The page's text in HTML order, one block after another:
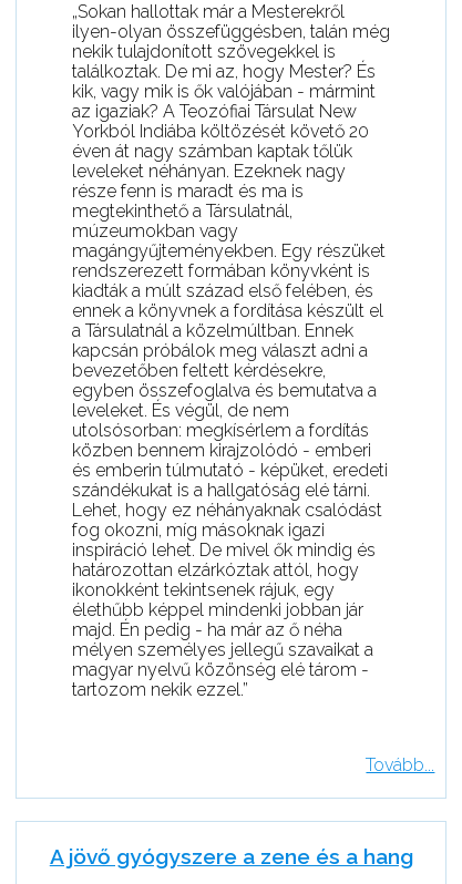
„Sokan hallottak már a Mesterekről
ilyen-olyan összefüggésben, talán még
nekik tulajdonított szövegekkel is
találkoztak. De mi az, hogy Mester? És
kik, vagy mik is ők valójában - mármint
az igaziak? A Teozófiai Társulat New
Yorkból Indiába költözését követő 20
éven át nagy számban kaptak tőlük
leveleket néhányan. Ezeknek nagy
része fenn is maradt és ma is
megtekinthető a Társulatnál,
múzeumokban vagy
magángyűjteményekben. Egy részüket
rendszerezett formában könyvként is
kiadták a múlt század első felében, és
ennek a könyvnek a fordítása készült el
a Társulatnál a közelmúltban. Ennek
kapcsán próbálok meg választ adni a
bevezetőben feltett kérdésekre,
egyben összefoglalva és bemutatva a
leveleket. És végül, de nem
utolsósorban: megkísérlem a fordítás
közben bennem kirajzolódó - emberi
és emberin túlmutató - képüket, eredeti
szándékukat is a hallgatóság elé tárni.
Lehet, hogy ez néhányaknak csalódást
fog okozni, míg másoknak igazi
inspiráció lehet. De mivel ők mindig és
határozottan elzárkóztak attól, hogy
ikonokként tekintsenek rájuk, egy
élethűbb képpel mindenki jobban jár
majd. Én pedig - ha már az ő néha
mélyen személyes jellegű szavaikat a
magyar nyelvű közönség elé tárom -
tartozom nekik ezzel.”
Tovább...
A jövő gyógyszere a zene és a hang